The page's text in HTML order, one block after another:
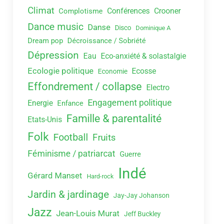
Climat Complotisme Conférences Crooner
Dance music Danse Disco Dominique A
Dream pop Décroissance / Sobriété
Dépression Eau Eco-anxiété & solastalgie
Ecologie politique Economie Ecosse
Effondrement / collapse
Electro
Energie
Enfance Engagement politique
Etats-Unis Famille & parentalité
Folk Football Fruits
Féminisme / patriarcat Guerre
Gérard Manset Hard-rock Indé
Jardin & jardinage Jay-Jay Johanson
Jazz Jean-Louis Murat Jeff Buckley